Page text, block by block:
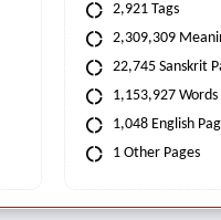
2,921 Tags
2,309,309
22,745 Sanskrit
1,153,927
1,048 English
1 Other Pages